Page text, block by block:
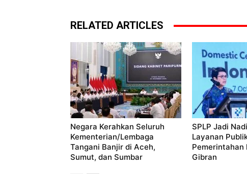
RELATED ARTICLES
Negara Kerahkan Seluruh
Kementerian/Lembaga
Tangani Banjir di Aceh,
Sumut, dan Sumbar
SPLP Jadi
Layanan
Pemerintahan
Gibran